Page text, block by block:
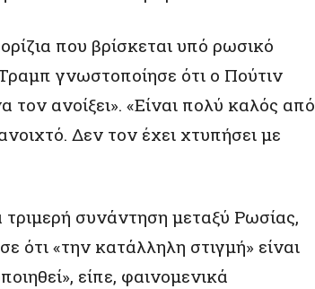
που βρίσκεται υπό ρωσικό
γνωστοποίησε ότι ο Πούτιν
τον ανοίξει». «Είναι πολύ καλός από
Δεν τον έχει χτυπήσει με
συνάντηση μεταξύ Ρωσίας,
«την κατάλληλη στιγμή» είναι
είπε, φαινομενικά